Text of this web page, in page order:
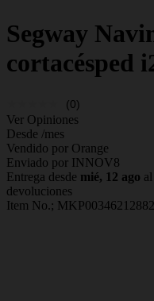
Segway
cortacésped
(0)
Ver Opiniones
Desde /mes
Vendido por Orange
Enviado por INNOV8
Entrega desde mié, 12 ago al
devoluciones
Item No.;